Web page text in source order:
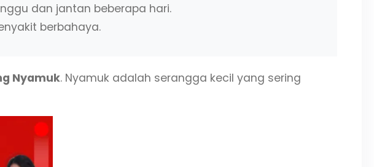
dan jantan beberapa hari.
berbahaya.
Nyamuk. Nyamuk adalah serangga kecil yang sering